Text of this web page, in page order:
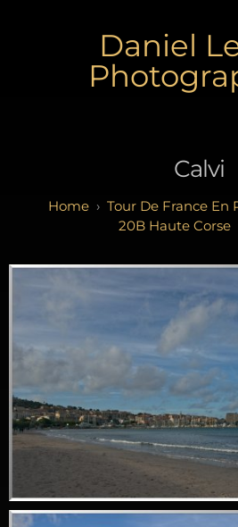
Daniel
Calvi
Tour De France En
20B Haute Corse